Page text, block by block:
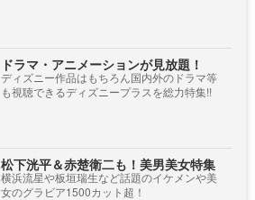
ドラマ・アニメーションが見放題！
ディズニー作品はもちろん国内外のドラマ等
も視聴できるディズニープラスを総力特集!!
松下洸平＆赤楚衛二も！美男美女特集
横浜流星や板垣瑞生など話題のイケメンや美
女のグラビア1500カット超！